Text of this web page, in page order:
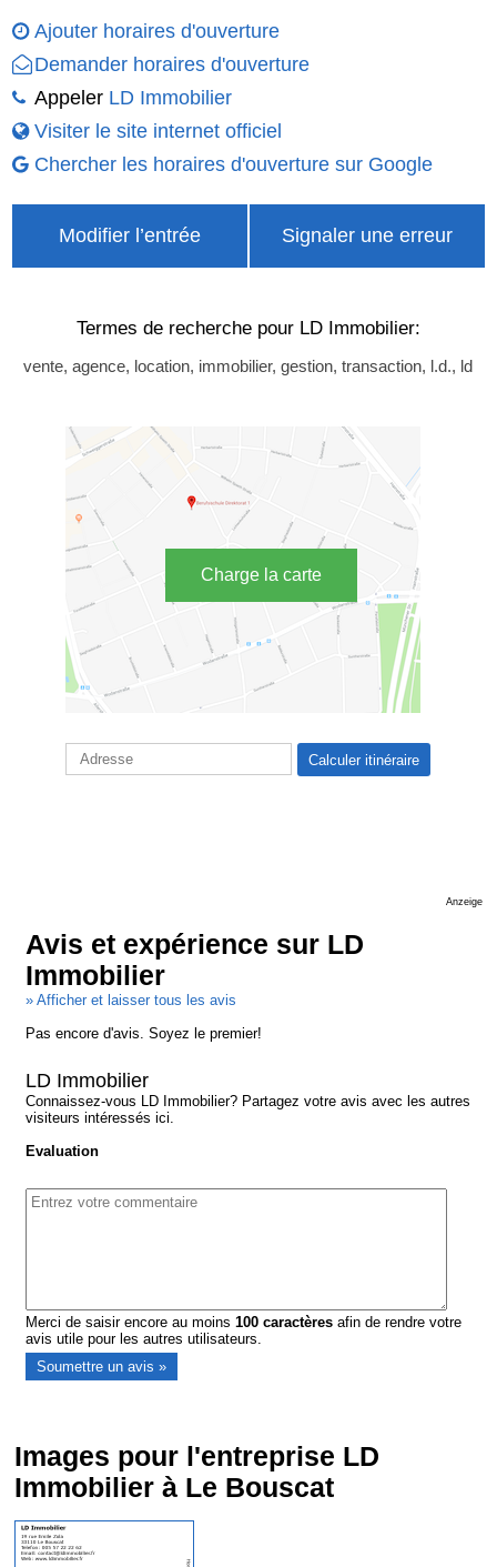
Ajouter horaires d'ouverture
Demander horaires d'ouverture
Appeler LD Immobilier
Visiter le site internet officiel
Chercher les horaires d'ouverture sur Google
Modifier l’entrée Signaler une erreur
Termes de recherche pour LD Immobilier:
vente, agence, location, immobilier, gestion, transaction, l.d., ld
Charge la carte
Anzeige
Avis et expérience sur LD
Immobilier
» Afficher et laisser tous les avis
Pas encore d'avis. Soyez le premier!
LD Immobilier
Connaissez-vous LD Immobilier? Partagez votre avis avec les autres
visiteurs intéressés ici.
Evaluation
Merci de saisir encore au moins100 caractères afin de rendre votre
avis utile pour les autres utilisateurs.
Images pour l'entreprise LD
Immobilier à Le Bouscat